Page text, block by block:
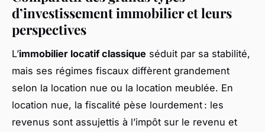
d’investissement immobilier et leurs
perspectives
L’immobilier locatif classique séduit par sa stabilité,
mais ses régimes fiscaux diffèrent grandement
selon la location nue ou la location meublée. En
location nue, la fiscalité pèse lourdement : les
revenus sont assujettis à l’impôt sur le revenu et